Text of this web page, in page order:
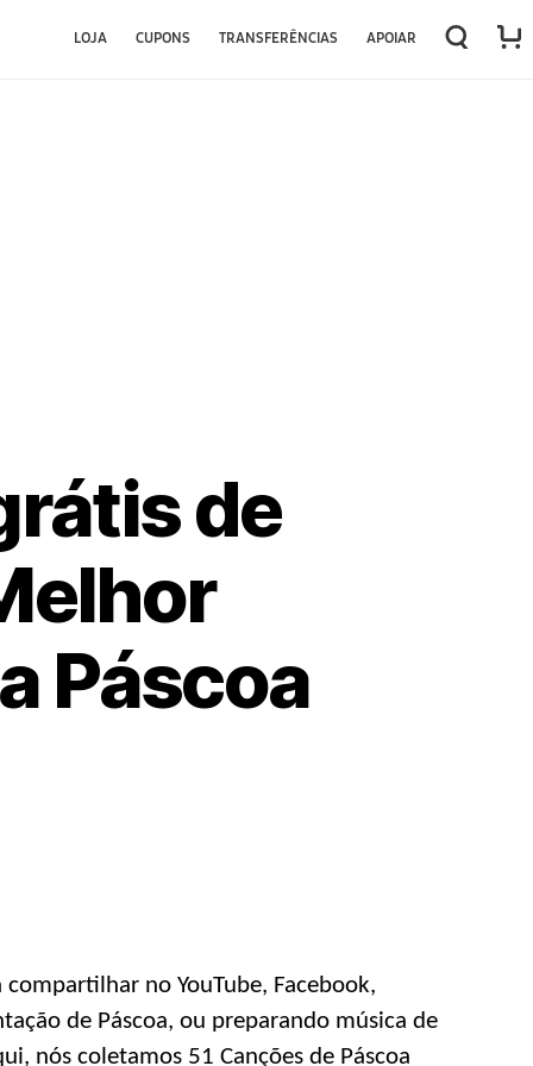
LOJA CUPONS TRANSFERÊNCIAS APOIAR
de
Páscoa
no YouTube, Facebook,
de Páscoa, ou preparando música de
nós coletamos 51 Canções de Páscoa